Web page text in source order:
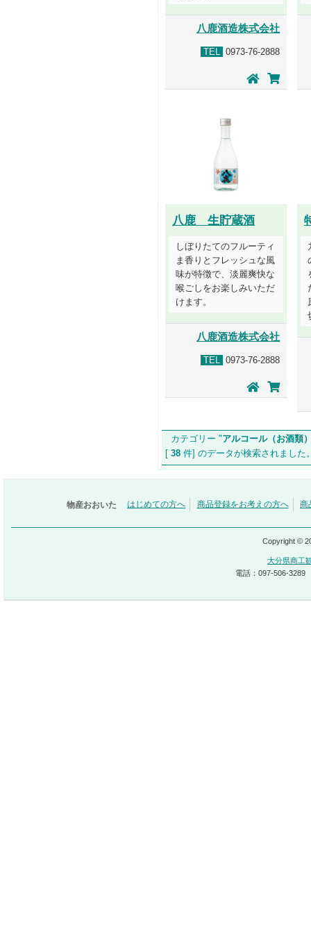
八鹿酒造株式会社
TEL 0973-76-2888
八鹿 生貯蔵酒
しぼりたてのフルーティ
ま香りとフレッシュな風
味が特徴で、淡麗爽快な
喉ごしをお楽しみいただ
けます。
八鹿酒造株式会社
TEL 0973-76-2888
カテゴリー "アルコール（お酒類
[ 38 件] のデータが検索されま
物産おおいた はじめての方へ 商品登録をお考えの方へ 商
Copyright ©
大分県商工
電話：097-506-